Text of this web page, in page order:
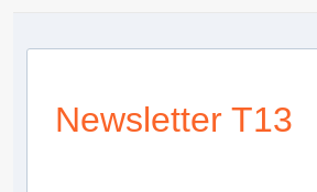
Newsletter T13